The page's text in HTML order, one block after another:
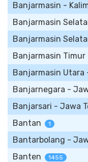
Banjarmasin -
Banjarmasin
Banjarmasin
Banjarmasin
Banjarmasin Utara
Banjarnegara -
Banjarsari - Jawa
Bantan 1
Bantarbolang -
Banten 1455